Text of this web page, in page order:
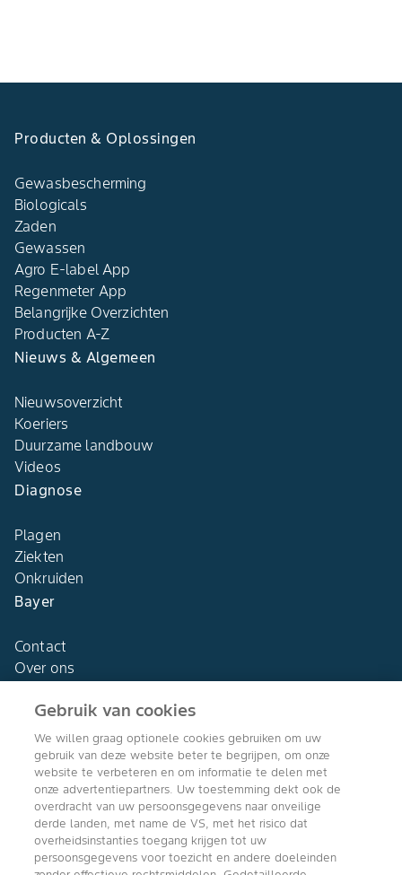
Producten & Oplossingen
Gewasbescherming
Biologicals
Zaden
Gewassen
Agro E-label App
Regenmeter App
Belangrijke Overzichten
Producten A-Z
Nieuws & Algemeen
Nieuwsoverzicht
Koeriers
Duurzame landbouw
Videos
Diagnose
Plagen
Ziekten
Onkruiden
Bayer
Contact
Over ons
Agro Bayer
Nederland
Volg ons
Gebruik van cookies
We willen graag optionele cookies gebruiken om uw
gebruik van deze website beter te begrijpen, om onze
website te verbeteren en om informatie te delen met
onze advertentiepartners. Uw toestemming dekt ook de
overdracht van uw persoonsgegevens naar onveilige
derde landen, met name de VS, met het risico dat
overheidsinstanties toegang krijgen tot uw
persoonsgegevens voor toezicht en andere doeleinden